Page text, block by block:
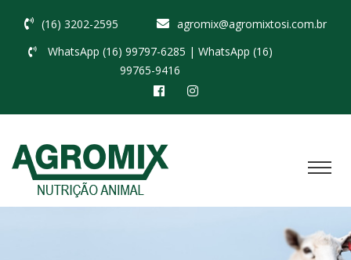
(16) 3202-2595
agromix@agromixtosi.com.br
WhatsApp (16) 99797-6285 | WhatsApp (16)
99765-9416